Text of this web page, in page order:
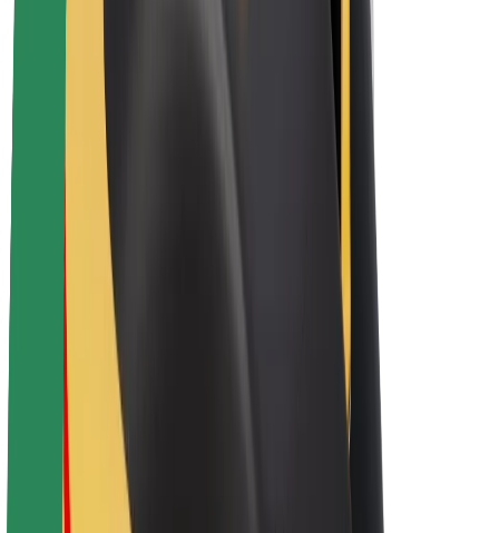
Bolt haqqında
Bolt-da davamlılıq
Project Zero
Bloq
Xəbər otağı
Brend təlimatları
Missiya
İnvestorlarla əlaqələr
Rəhbərlik
Brend
Media
Urban Fondu
Təhlükəsizlik